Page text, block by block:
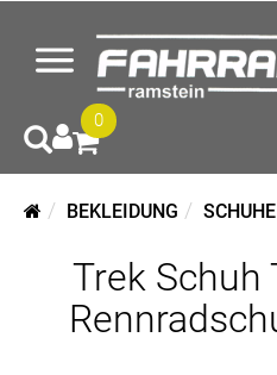
0
BEKLEIDUNG SCHUHE
Trek Schuh